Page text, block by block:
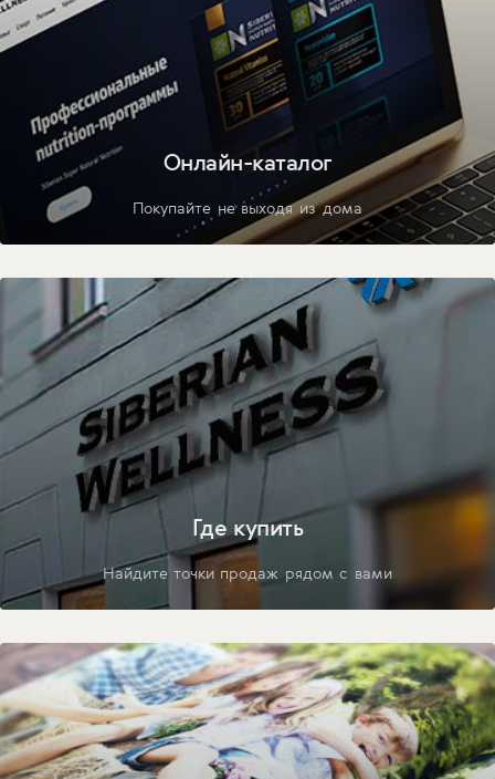
Онлайн-каталог
Покупайте не выходя из дома
Где купить
Найдите точки продаж рядом с вами